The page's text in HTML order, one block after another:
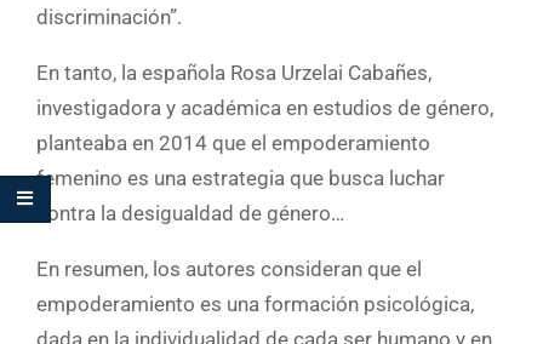
discriminación”.
En tanto, la española Rosa Urzelai Cabañes,
investigadora y académica en estudios de género,
planteaba en 2014 que el empoderamiento
femenino es una estrategia que busca luchar
contra la desigualdad de género…
En resumen, los autores consideran que el
empoderamiento es una formación psicológica,
dada en la individualidad de cada ser humano y en